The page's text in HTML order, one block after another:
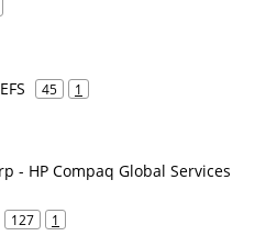
45 1
- HP Compaq Global Services
127 1